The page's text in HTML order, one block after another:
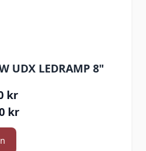
UDX LEDRAMP 8"
kr
kr